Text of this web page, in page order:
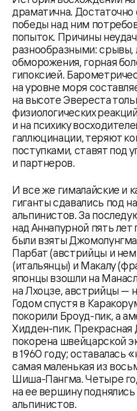
драматична. Достаточно
победы над ним
попыток. Причины
разнообразными: срывы,
обморожения, горная
гипоксией.
на уровне моря
на высоте Эвереста
физиологических
и на психику
галлюцинации, теряют
поступками, ставят под
и партнеров.
И все же гималайские и
гиганты сдавались под
альпинистов. За
над Аннапурной пять лет
были взяты Джомолунгма
Парбат (австрийцы и
(итальянцы) и Макалу
японцы взошли на
на Лхоцзе, австрийцы —
Годом спустя в
покорили Броуд-пик, а
Хидден-пик. Прекрасная
покорена швейцарской
в 1960 году; оставалась
самая маленькая из
Шиша-Пангма. Четыре
на ее вершину поднялись
альпинистов.